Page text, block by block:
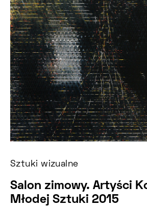
Sztuki wizualne
Salon zimowy. Artyści
Młodej Sztuki 2015